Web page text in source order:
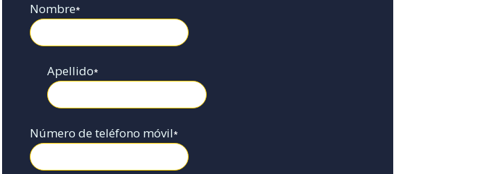
Nombre*
Apellido*
Número de teléfono móvil*